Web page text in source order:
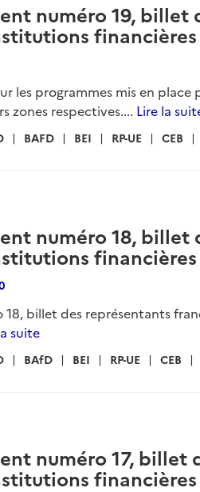
numéro 19, billet
les programmes mis en place
zones respectives.... Lire la
BAFD BEI RP-UE CEB
numéro 18, billet
billet des représentants
suite
BAfD BEI RP-UE CEB
numéro 17, billet